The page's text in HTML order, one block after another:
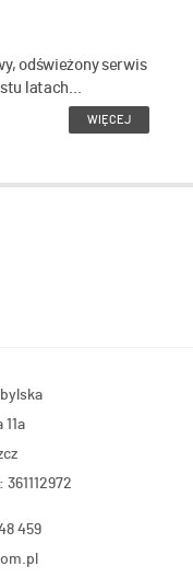
odświeżony serwis
latach...
WIĘCEJ
459